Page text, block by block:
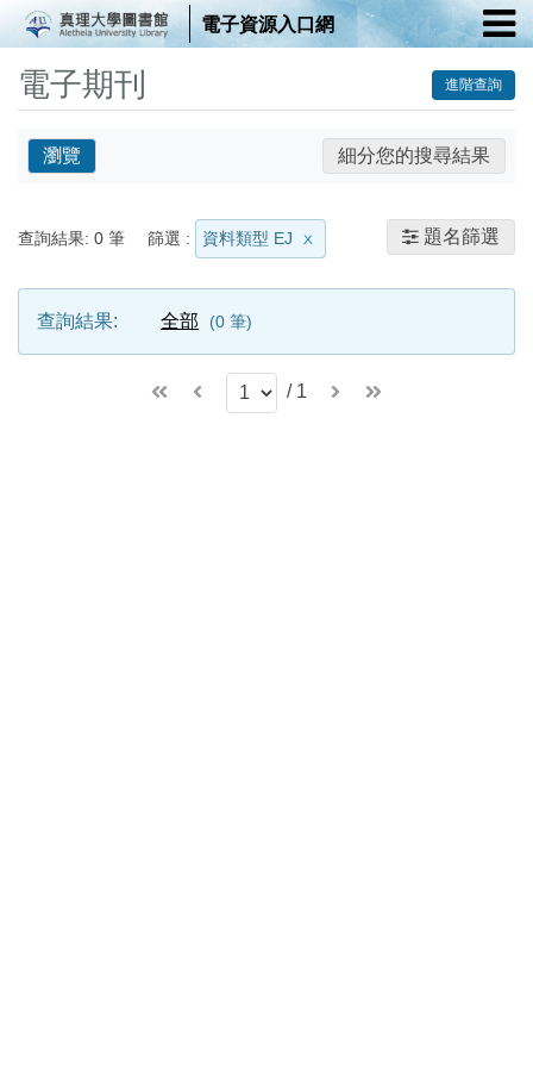
電子資源入口網
電子期刊 進階查詢
瀏覽 細分您的搜尋結果
題名篩選
查詢結果: 0 筆 篩選 : 資料類型 EJ
查詢結果: 全部 0 筆
/ 1